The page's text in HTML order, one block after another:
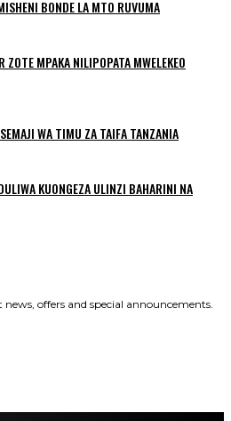
BONDE LA MTO RUVUMA
MPAKA NILIPOPATA MWELEKEO
WA TIMU ZA TAIFA TANZANIA
KUONGEZA ULINZI BAHARINI NA
offers and special announcements.